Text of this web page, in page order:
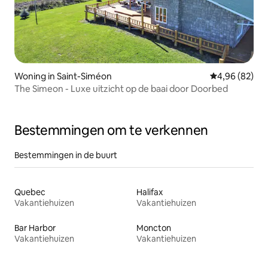
Woning in Saint-Siméon Gemiddelde
4,96 (82)
The Simeon - Luxe uitzicht op de baai door Doorbed
Bestemmingen om te verkennen
Bestemmingen in de buurt
Quebec
Vakantiehuizen
Halifax
Vakantiehuizen
Bar Harbor
Vakantiehuizen
Moncton
Vakantiehuizen